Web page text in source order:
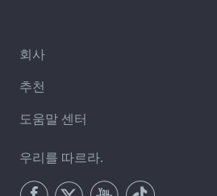
회사
추천
도움말 센터
우리를 따르라.